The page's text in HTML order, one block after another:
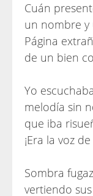
Cuán
un nombre y
Página
de un bien
Yo
melodía sin
que iba
¡Era la voz
Sombra
vertiendo